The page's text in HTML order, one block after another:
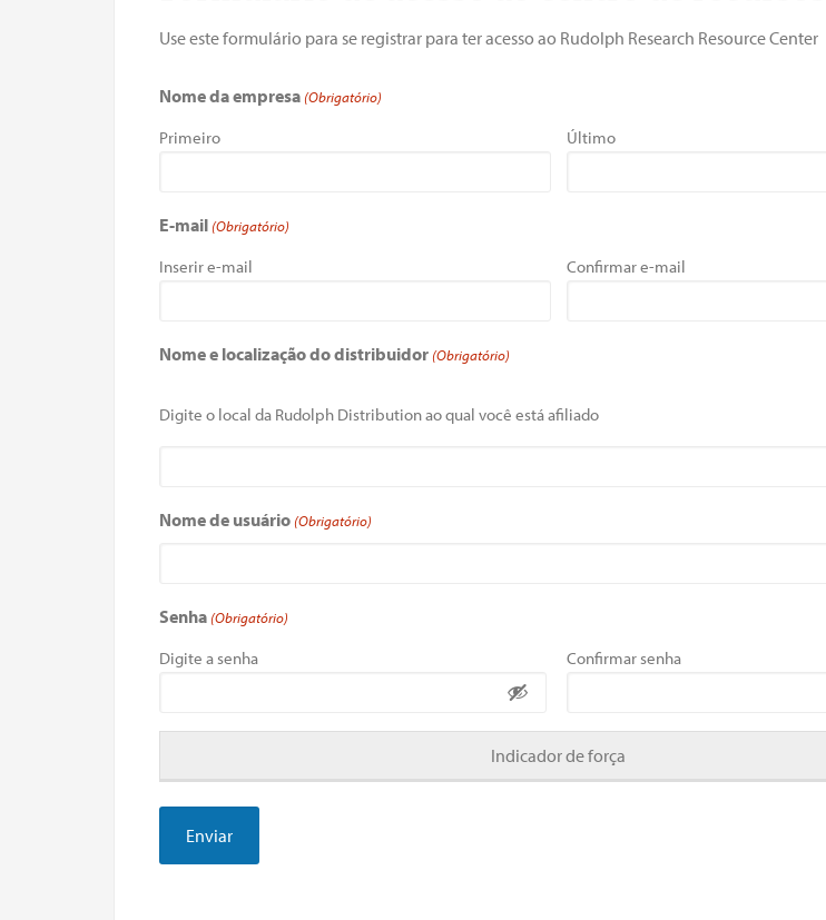
Use este formulário para se registrar para ter acesso ao Rudolph Research Resource Center
Nome da empresa (Obrigatório)
Primeiro Último
E-mail (Obrigatório)
Inserir e-mail Confirmar e-mail
Nome e localização do distribuidor (Obrigatório)
Digite o local da Rudolph Distribution ao qual você está afiliado
Nome de usuário (Obrigatório)
Senha (Obrigatório)
Digite a senha Confirmar senha
Indicador de força